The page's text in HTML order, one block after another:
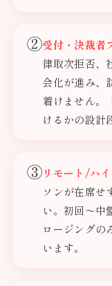
②受付・決裁者
律取次拒否、
会化が進み、
着けません。
けるかの設計
③リモート/ハ
ソンが在席せ
い。初回〜中
ロージングの
います。